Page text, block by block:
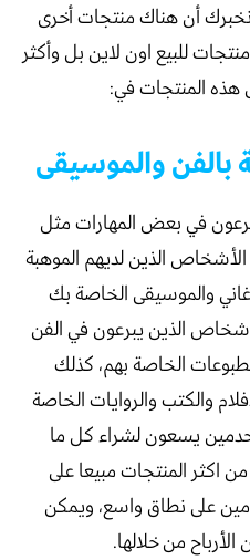
نخبرك أن هناك منتجات أخرى
للبيع اون لاين بل وأكثر
هذه المنتجات في:
في بعض المهارات مثل
الذين لديهم الموهبة
والموسيقى الخاصة بك
الذين يبرعون في الفن
الخاصة بهم، كذلك
والكتب والروايات الخاصة
يسعون لشراء كل ما
اكثر المنتجات مبيعا على
على نطاق واسع، ويمكن
من خلالها.